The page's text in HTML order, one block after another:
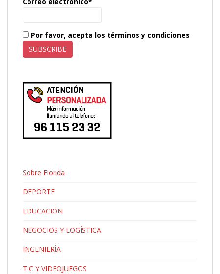
Correo electrónico*
Por favor, acepta los términos y condiciones
Sobre Florida
DEPORTE
EDUCACIÓN
NEGOCIOS Y LOGÍSTICA
INGENIERÍA
TIC Y VIDEOJUEGOS